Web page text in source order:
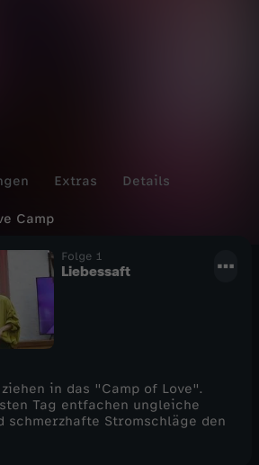
Extras Details
Camp
Folge 1
Liebessaft
in das "Camp of Love".
Tag entfachen ungleiche
schmerzhafte Stromschläge den